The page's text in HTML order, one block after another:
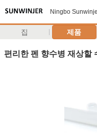
Ningbo
집 제품
편리한 펜 향수병 재상할